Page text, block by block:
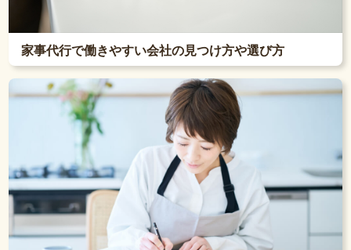
家事代行で働きやすい会社の見つけ方や選び方